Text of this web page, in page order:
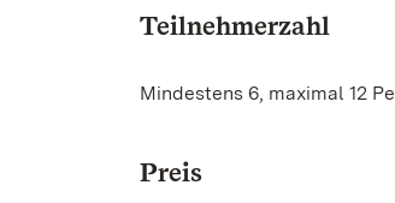
Teilnehmerzahl
Mindestens 6, maximal 12
Preis